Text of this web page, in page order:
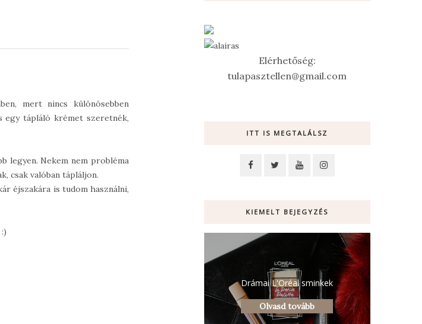
mert nincs különösebben
egy tápláló krémet szeretnék,
legyen. Nekem nem probléma
csak valóban tápláljon.
éjszakára is tudom használni,
Elérhetőség:
tulapasztellen@gmail.com
ITT IS MEGTALÁLSZ
KIEMELT BEJEGYZÉS
Drámai L'Oréal sminkek
Olvasd tovább